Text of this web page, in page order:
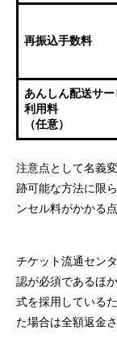
再振込手数料
あんしん配送サー
利用料
（任意）
注意点として名義
跡可能な方法に限
ンセル料がかかる
チケット流通セン
認が必須であるほ
式を採用している
た場合は全額返金さ